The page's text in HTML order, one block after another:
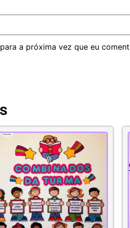
a próxima vez que eu